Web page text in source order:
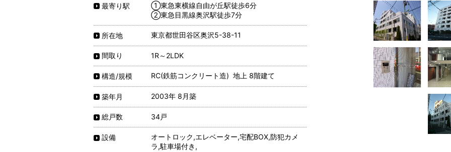
最寄り駅
①東急東横線自由が丘駅徒歩6分
②東急目黒線奥沢駅徒歩7分
所在地 東京都世田谷区奥沢5-38-11
間取り 1R～2LDK
構造/規模 RC(鉄筋コンクリート造) 地上 8階建て
築年月 2003年 8月築
総戸数 34戸
設備
オートロック,エレベーター,宅配BOX,防犯カメ
ラ,駐車場付き,